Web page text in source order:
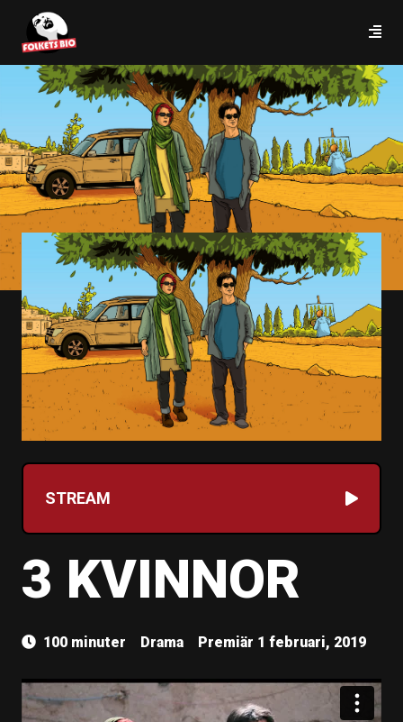
STREAM
3 KVINNOR
100 minuter Drama Premiär 1 februari, 2019